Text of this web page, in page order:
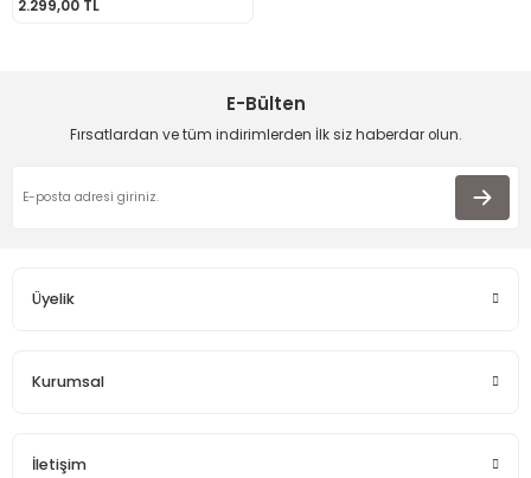
2.299,00 TL
E-Bülten
Fırsatlardan ve tüm indirimlerden İlk siz haberdar olun.
Üyelik
Kurumsal
İletişim